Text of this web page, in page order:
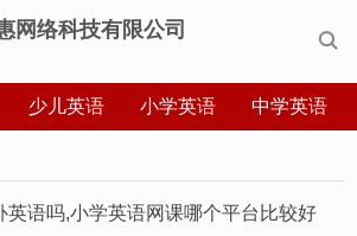

网络科技有限公司
少儿英语 小学英语 中学英语
英语吗,小学英语网课哪个平台比较好